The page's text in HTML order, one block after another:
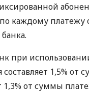
каждому платежу
при
составляет 1,5% от
1,3% от суммы